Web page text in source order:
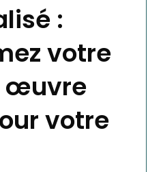
:
votre
œuvre
votre